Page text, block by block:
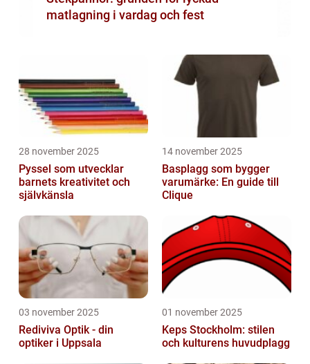
matlagning i vardag och fest
28 november 2025
Pyssel som utvecklar
barnets kreativitet och
självkänsla
14 november 2025
Basplagg som bygger
varumärke: En guide till
Clique
03 november 2025
Rediviva Optik - din
optiker i Uppsala
01 november 2025
Keps Stockholm: stilen
och kulturens huvudplagg